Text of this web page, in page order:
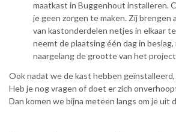
maatkast in Buggenhout installeren.
je geen zorgen te maken. Zij brengen
van kastonderdelen netjes in elkaar
neemt de plaatsing één dag in beslag,
naargelang de grootte van het
Ook nadat we de kast hebben
Heb je nog vragen of doet er zich
Dan komen we bijna meteen langs om je uit